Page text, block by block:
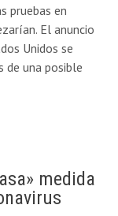
pruebas en
El anuncio
Unidos se
de una posible
medida